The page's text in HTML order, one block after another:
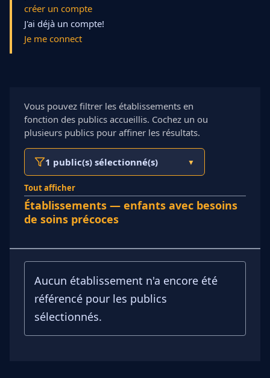
créer un compte
J'ai déjà un compte!
Je me connect
Vous pouvez filtrer les établissements en
fonction des publics accueillis. Cochez un ou
plusieurs publics pour affiner les résultats.
1 public(s) sélectionné(s) ▼
Tout afficher
Établissements — enfants avec besoins
de soins précoces
Aucun établissement n'a encore été
référencé pour les publics
sélectionnés.